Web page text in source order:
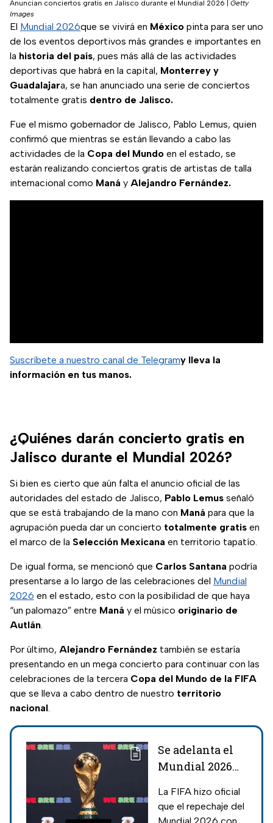
Anuncian conciertos gratis en Jalisco durante el Mundial 2026
Getty
Images
El Mundial 2026que se vivirá en México pinta para ser uno
de los eventos deportivos más grandes e importantes en
la historia del país, pues más allá de las actividades
deportivas que habrá en la capital, Monterrey y
Guadalajara, se han anunciado una serie de conciertos
totalmente gratis dentro de Jalisco.
Fue el mismo gobernador de Jalisco, Pablo Lemus, quien
confirmó que mientras se están llevando a cabo las
actividades de la Copa del Mundo en el estado, se
estarán realizando conciertos gratis de artistas de talla
internacional como Maná y Alejandro Fernández.
Suscríbete a nuestro canal de Telegramy lleva la
información en tus manos.
¿Quiénes darán concierto gratis en
Jalisco durante el Mundial 2026?
Si bien es cierto que aún falta el anuncio oficial de las
autoridades del estado de Jalisco, Pablo Lemus señaló
que se está trabajando de la mano con Maná para que la
agrupación pueda dar un concierto totalmente gratis en
el marco de la Selección Mexicana en territorio tapatío.
De igual forma, se mencionó que Carlos Santana podría
presentarse a lo largo de las celebraciones del Mundial
2026 en el estado, esto con la posibilidad de que haya
“un palomazo” entre Maná y el músico originario de
Autlán.
Por último, Alejandro Fernández también se estaría
presentando en un mega concierto para continuar con las
celebraciones de la tercera Copa del Mundo de la FIFA
que se lleva a cabo dentro de nuestro territorio
nacional.
Se adelanta el
Mundial 2026
anuncia
partidos de
La FIFA hizo oficial
que el repechaje del